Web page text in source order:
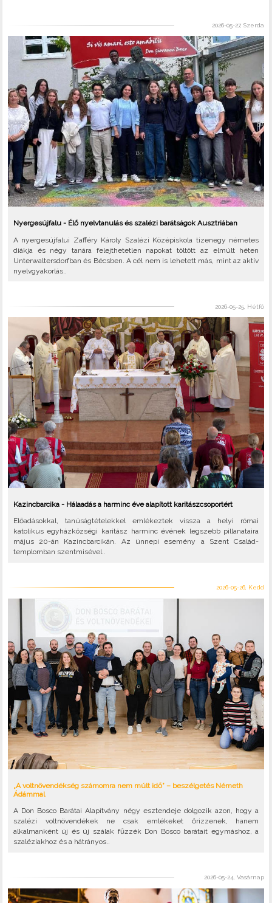
2026-05-27, Szerda
Nyergesújfalu - Élő nyelvtanulás és szalézi barátságok Ausztriában
A nyergesújfalui Zafféry Károly Szalézi Középiskola tizenegy németes
diákja és négy tanára felejthetetlen napokat töltött az elmúlt héten
Unterwaltersdorfban és Bécsben. A cél nem is lehetett más, mint az aktív
nyelvgyakorlás..
2026-05-25, Hétfő
Kazincbarcika - Hálaadás a harminc éve alapított karitászcsoportért
Előadásokkal, tanúságtételekkel emlékeztek vissza a helyi római
katolikus egyházközségi karitász harminc évének legszebb pillanataira
május 20-án Kazincbarcikán. Az ünnepi esemény a Szent Család-
templomban szentmisével..
2026-05-26, Kedd
„A voltnövendékség számomra nem múlt idő” – beszélgetés Németh
Ádámmal
A Don Bosco Barátai Alapítvány négy esztendeje dolgozik azon, hogy a
szalézi voltnövendékek ne csak emlékeket őrizzenek, hanem
alkalmanként új és új szálak fűzzék Don Bosco barátait egymáshoz, a
szaléziakhoz és a hátrányos..
2026-05-24, Vasárnap